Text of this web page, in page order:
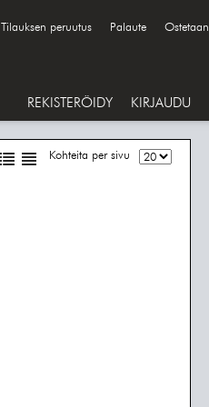
Tilauksen peruutus Palaute Ostetaan
REKISTERÖIDY KIRJAUDU
Kohteita per sivu